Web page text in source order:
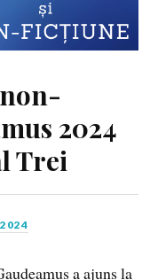
2024
Trei
a ajuns la